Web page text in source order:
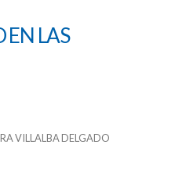
EN LAS
VILLALBA DELGADO